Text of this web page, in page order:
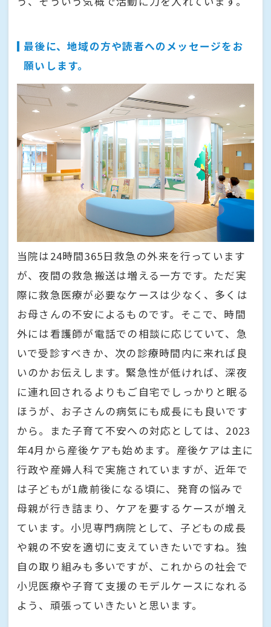
最後に、地域の方や読者へのメッセージをお
願いします。
当院は24時間365日救急の外来を行っています
が、夜間の救急搬送は増える一方です。ただ実
際に救急医療が必要なケースは少なく、多くは
お母さんの不安によるものです。そこで、時間
外には看護師が電話での相談に応じていて、急
いで受診すべきか、次の診療時間内に来れば良
いのかお伝えします。緊急性が低ければ、深夜
に連れ回されるよりもご自宅でしっかりと眠る
ほうが、お子さんの病気にも成長にも良いです
から。また子育て不安への対応としては、2023
年4月から産後ケアも始めます。産後ケアは主に
行政や産婦人科で実施されていますが、近年で
は子どもが1歳前後になる頃に、発育の悩みで
母親が行き詰まり、ケアを要するケースが増え
ています。小児専門病院として、子どもの成長
や親の不安を適切に支えていきたいですね。独
自の取り組みも多いですが、これからの社会で
小児医療や子育て支援のモデルケースになれる
よう、頑張っていきたいと思います。